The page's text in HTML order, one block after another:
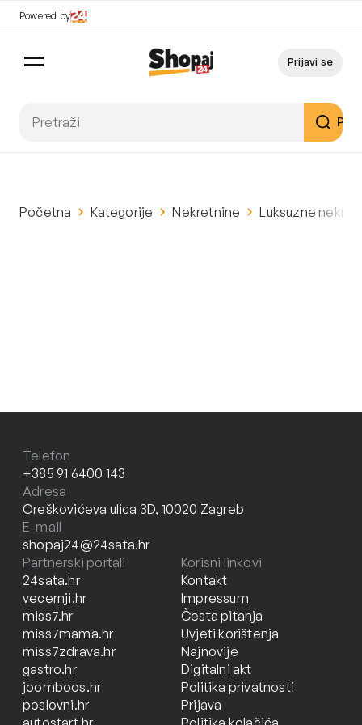
Powered by
Prijavi se
Početna Kategorije Nekretnine Luksuzne
Telefon
+385 91 6400 143
Adresa
Oreškovićeva ulica 3D, 10020 Zagreb
E-mail
shopaj24@24sata.hr
Partnerski portali
24sata.hr
vecernji.hr
miss7.hr
miss7mama.hr
miss7zdrava.hr
gastro.hr
joomboos.hr
poslovni.hr
Korisni linkovi
Kontakt
Impressum
Česta pitanja
Uvjeti korištenja
Najnovije
Digitalni akt
Politika privatnosti
Prijava